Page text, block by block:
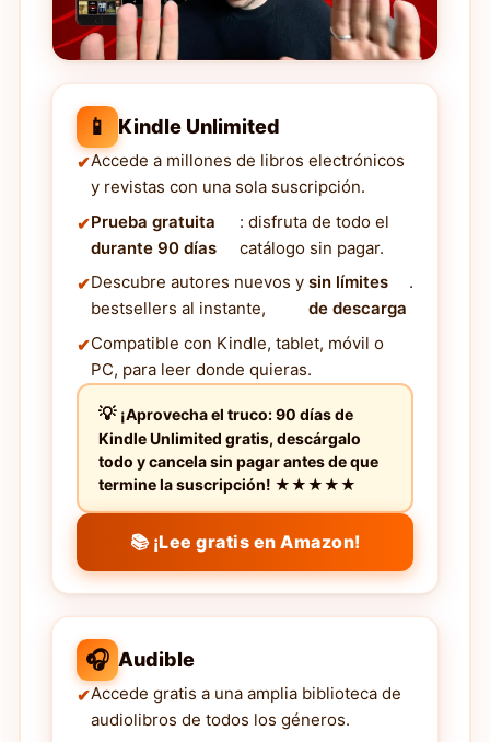
📱 Kindle Unlimited
Accede a millones de libros electrónicos
y revistas con una sola suscripción.
Prueba gratuita
durante 90 días
: disfruta de todo el
catálogo sin pagar.
Descubre autores nuevos y
bestsellers al instante,
sin límites
de descarga
.
Compatible con Kindle, tablet, móvil o
PC, para leer donde quieras.
¡Aprovecha el truco: 90 días de
Kindle Unlimited gratis, descárgalo
todo y cancela sin pagar antes de que
termine la suscripción! ★★★★★
📚 ¡Lee gratis en Amazon!
🎧 Audible
Accede gratis a una amplia biblioteca de
audiolibros de todos los géneros.